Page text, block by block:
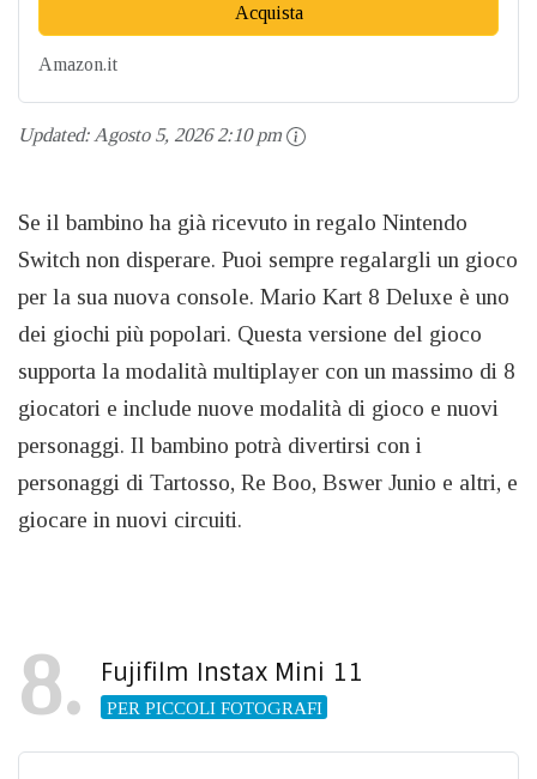
Acquista
Amazon.it
Updated: Agosto 5, 2026 2:10 pm
Se il bambino ha già ricevuto in regalo Nintendo
Switch non disperare. Puoi sempre regalargli un gioco
per la sua nuova console. Mario Kart 8 Deluxe è uno
dei giochi più popolari. Questa versione del gioco
supporta la modalità multiplayer con un massimo di 8
giocatori e include nuove modalità di gioco e nuovi
personaggi. Il bambino potrà divertirsi con i
personaggi di Tartosso, Re Boo, Bswer Junio e altri, e
giocare in nuovi circuiti.
8 Fujifilm Instax Mini 11
PER PICCOLI FOTOGRAFI